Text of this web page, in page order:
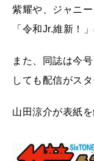
紫耀や、ジャニ
「令和Jr.維新！
また、同誌は今
しても配信がス
山田涼介が表紙